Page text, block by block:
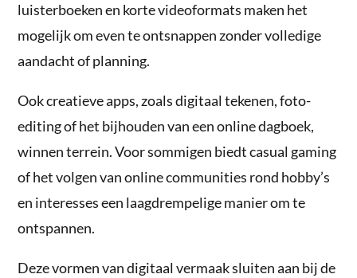
luisterboeken en korte videoformats maken het
mogelijk om even te ontsnappen zonder volledige
aandacht of planning.
Ook creatieve apps, zoals digitaal tekenen, foto-
editing of het bijhouden van een online dagboek,
winnen terrein. Voor sommigen biedt casual gaming
of het volgen van online communities rond hobby’s
en interesses een laagdrempelige manier om te
ontspannen.
Deze vormen van digitaal vermaak sluiten aan bij de